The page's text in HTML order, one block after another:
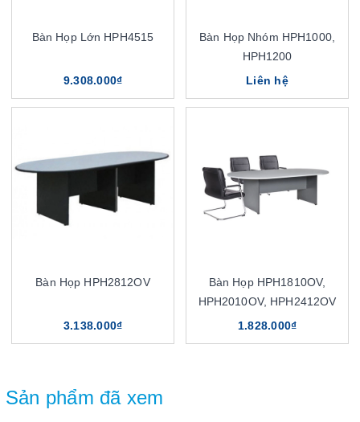
Bàn Họp Lớn HPH4515
9.308.000₫
Bàn Họp Nhóm HPH1000,
HPH1200
Liên hệ
Bàn Họp HPH2812OV
3.138.000₫
Bàn Họp HPH1810OV,
HPH2010OV, HPH2412OV
1.828.000₫
Sản phẩm đã xem